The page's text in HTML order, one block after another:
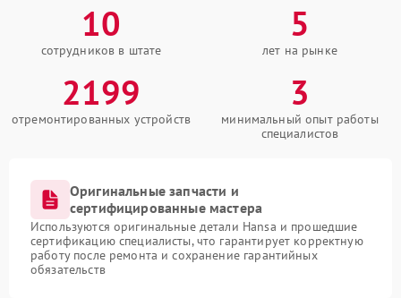
10
сотрудников в штате
5
лет на рынке
2199
отремонтированных устройств
3
минимальный опыт работы
специалистов
Оригинальные запчасти и
сертифицированные мастера
Используются оригинальные детали Hansa и прошедшие
сертификацию специалисты, что гарантирует корректную
работу после ремонта и сохранение гарантийных
обязательств